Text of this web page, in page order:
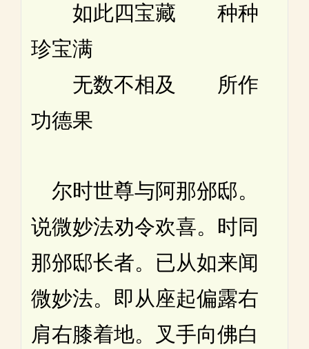
如此四宝藏 种种
珍宝满
无数不相及 所作
功德果
尔时世尊与阿那邠邸。
说微妙法劝令欢喜。时同
那邠邸长者。已从如来闻
微妙法。即从座起偏露右
肩右膝着地。叉手向佛白